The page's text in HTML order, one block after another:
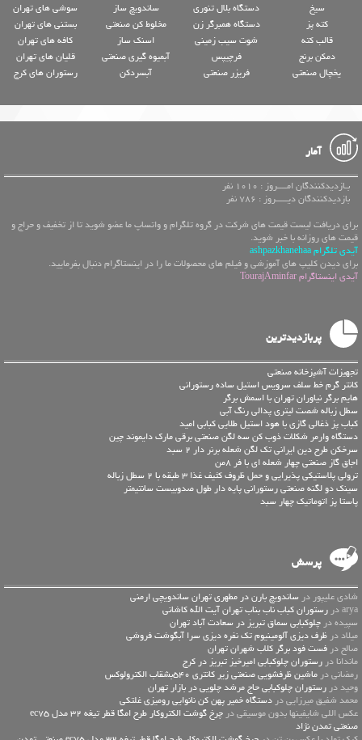
سیخ
کته پز
قالب کته
دمکن برنج
یخچال صنعتی
دستگاه بلال تنوری
دستگاه همبرگر زن
شوت سیب زمینی
فرچیپس
فریزر صنعتی
ساندویچ ساز
مخلوط کن صنعتی
اسنک ساز
آبمیوه گیری صنعتی
آبسردکن
سوشی های تهران
بستنی های تهران
کافه های تهران
قلیان های تهران
رستوران های کرج
آمار
بـازدیدکنندگان امــــروز : 1010 نفر
بازدیدکنندگان دیـــــروز : 786 نفر
برای دریافت لیست قیمت های شرکت در گروه تلگرام و واتساپ ما عضو شوید تا از تخفیف و حراج و
قیمت های روزانه با خبر شوید.
آیدی تلگرام ashpazkhanehaa
برای دیدن کلیپ های آموزشی و فیلم های محصولات ما را در اینستاگرام دنبال بفرمایید.
آیدی اینستاگرام TourajAminfar
پربازدیدترین
تجهیزات آشپزخانه صنعتی
کانتر گرم خط سلف سرویس استیل ساده رستورانی
هایم برگر نیاوران تهران با اسمش برگر
سطل زباله شصت لیتری پدالی رنگ آبی
کباب پز ذغالی گازی با هود استیل طلایی کبابی امید
دستگاه وارمر شکلات ذوب کن سه لگن صنعتی برقی مارک دایموند چین
سرخکن طرح دین ایرانی تک لگن شعله برنر دار 2 سبد
اجاق گاز صنعتی چهار شعله ای با فر 8من
ترولی پلاستیکی پذیرایی و حمل ظروف کثیف غذا 3 طبقه با 2 سطل زباله
سینک دو لگنه صنعتی رستورانی پایه دار طول صدوبیست سانتیمتر
پاستا پز اتوماتیک چهار سبد
پرسش
شادی علیپور در ساندویچ بارن در مطهری تهران ساندویچی ارمنی
arya در
رستوران کباب ناب بناب تهران آیت الله کاشانی
سپیده در چلوکبابی سماق تبریز در سعادت آباد تهران
میلاد در ظرف دیزی آلومینیوم تک نفره دیزی سرا آبگوشت فروشی
صالح در فست فود برگر کلاب شهران تهران
ماندانا در رستوران چلوکبابی امیرخیز تبریز در کرج
رمضانی در ماشین ظرفشویی صنعتی زیر کانتری 540بشقاب الکترولوکس
وحید در رستوران چلوکبابی حاج مرشد چلویی در بازار تهران
محمد شفیق میرزایی در دستگاه خمیر پهن کن نانوایی رومیزی غلتکی
عكس اللي شايفينها بدون موسيقى در
چرخ گوشت الکتروکار طرح امگا قطر تیغه 32 مدل ec75
صنعتی تمدن نژاد